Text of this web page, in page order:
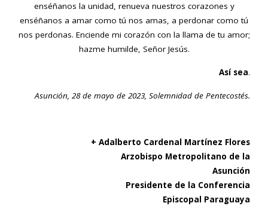
enséñanos la unidad, renueva nuestros corazones y
enséñanos a amar como tú nos amas, a perdonar como tú
nos perdonas. Enciende mi corazón con la llama de tu amor;
hazme humilde, Señor Jesús.
Así sea.
Asunción, 28 de mayo de 2023, Solemnidad de Pentecostés.
+ Adalberto Cardenal Martínez Flores
Arzobispo Metropolitano de la
Asunción
Presidente de la Conferencia
Episcopal Paraguaya